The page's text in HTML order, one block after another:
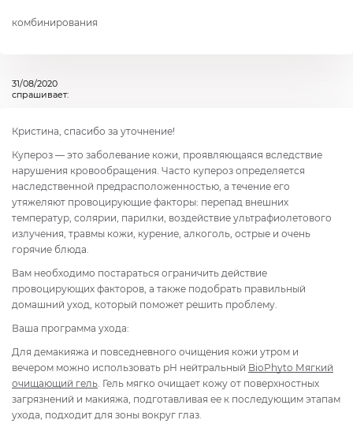
комбинирования
31/08/2020
спрашивает:
Кристина, спасибо за уточнение!
Купероз — это заболевание кожи, проявляющаяся вследствие
нарушения кровообращения. Часто купероз определяется
наследственной предрасположенностью, а течение его
утяжеляют провоцирующие факторы: перепад внешних
температур, солярии, парилки, воздействие ультрафиолетового
излучения, травмы кожи, курение, алкоголь, острые и очень
горячие блюда.
Вам необходимо постараться ограничить действие
провоцирующих факторов, а также подобрать правильный
домашний уход, который поможет решить проблему.
Ваша программа ухода:
Для демакияжа и повседневного очищения кожи утром и
вечером можно использовать рН нейтральный BioPhyto Мягкий
очищающий гель . Гель мягко очищает кожу от поверхностных
загрязнений и макияжа, подготавливая ее к последующим этапам
ухода, подходит для зоны вокруг глаз.